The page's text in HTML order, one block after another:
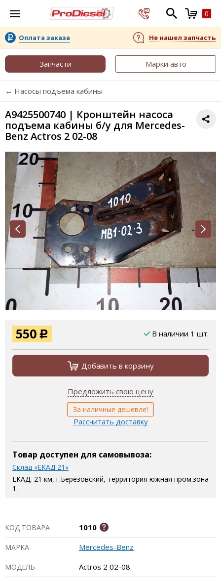
0
Оплата заказа Не нашел запчасть
Запчасти Марки авто
← Насосы подъема кабины
A9425500740 | Кронштейн насоса
подъема кабины б/у для Mercedes-
Benz Actros 2 02-08
550 Р В наличии 1 шт.
Добавить в корзину
Предложить свою цену
За наличные дешевле!
Рассчитать доставку
Товар доступен для самовывоза:
Склад «ЕКАД 21»
ЕКАД, 21 км, г.Березовский, территория южная пром.зона
1.
КОД ТОВАРА 1010
МАРКА Mercedes-Benz
МОДЕЛЬ Actros 2 02-08